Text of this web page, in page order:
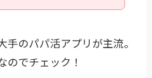
手のパパ活アプリが主流。
のでチェック！